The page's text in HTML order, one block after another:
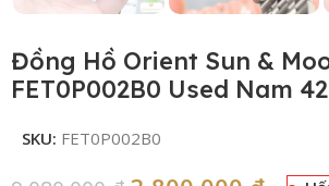
Đồng Hồ Orient Sun &
FET0P002B0 Used Nam
SKU: FET0P002B0